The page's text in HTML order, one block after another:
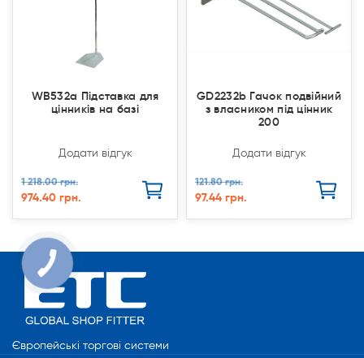
WB532a Підставка для
цінників на базі
Додати відгук
1 218.00 грн.
974.40 грн.
GD2232b Гачок подвійний
з власником під цінник
200
Додати відгук
121.80 грн.
97.44 грн.
Європейські торгові системи